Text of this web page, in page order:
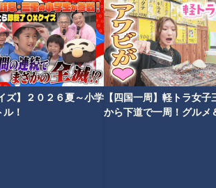
ズ】２０２６夏～小学
！
【四国一周】軽トラ女子
から下道で一周！グルメ
アンパセリを加えてひと混ぜし、4にの
し形切りにしたレモンを添える。
ピー３分クッキング」 2024年9月3日 放